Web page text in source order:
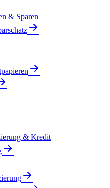
& Sparen
& Kredit